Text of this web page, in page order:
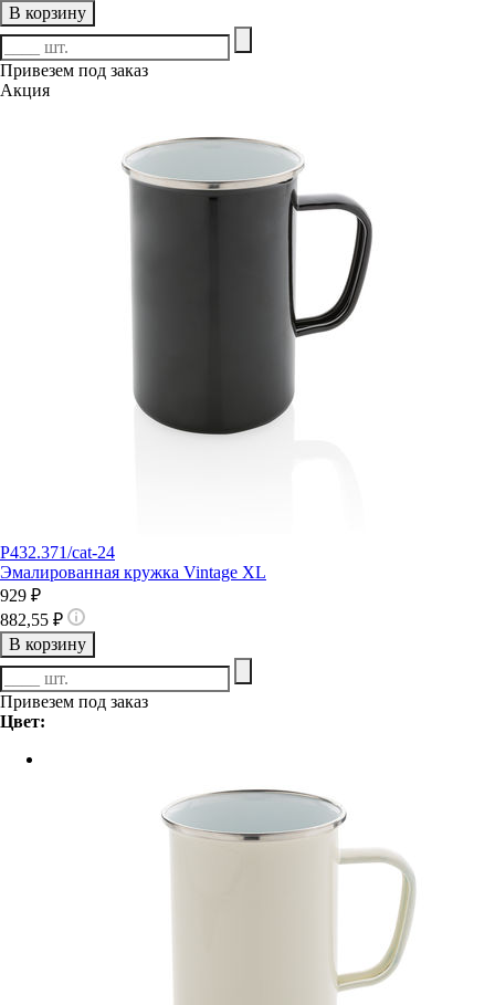
В корзину
Привезем под заказ
Акция
P432.371/cat-24
Эмалированная кружка Vintage XL
929 ₽
882,55 ₽
В корзину
Привезем под заказ
Цвет: